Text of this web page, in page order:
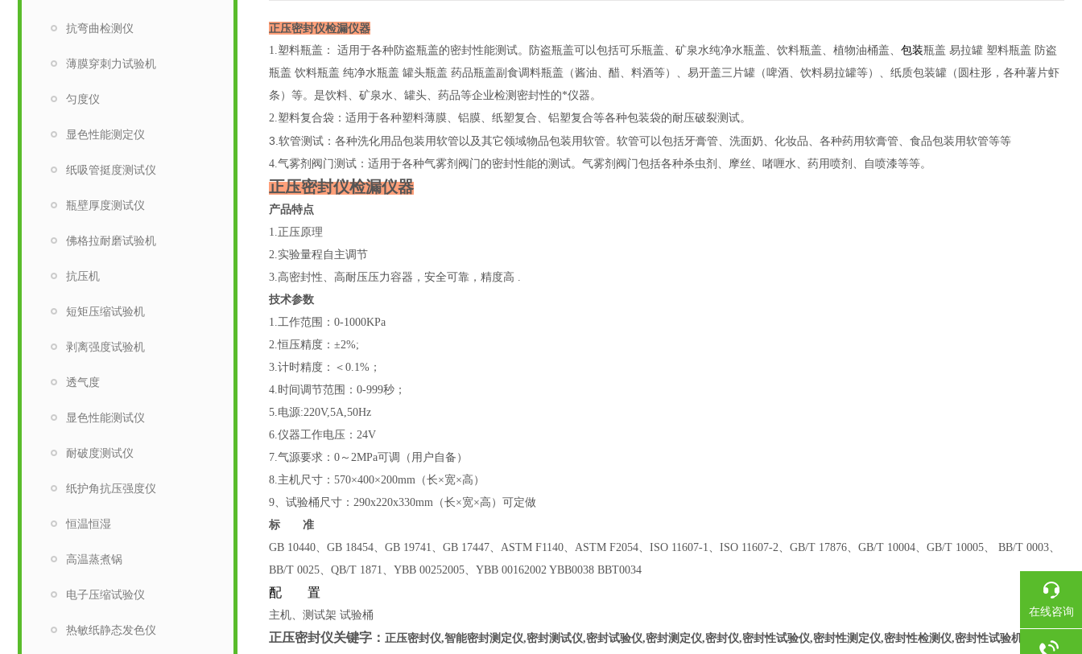
正压密封仪检漏仪器
1.塑料瓶盖： 适用于各种防盗瓶盖的密封性能测试。防盗瓶盖可以包括可乐瓶盖、矿泉水纯净水瓶盖、饮料瓶盖、植物油桶盖、 包装瓶盖 易拉罐 塑料瓶盖 防盗
瓶盖 饮料瓶盖 纯净水瓶盖 罐头瓶盖 药品瓶盖副食调料瓶盖（酱油、醋、料酒等）、易开盖三片罐（啤酒、饮料易拉罐等）、纸质包装罐（圆柱形，各种薯片虾
条）等。是饮料、矿泉水、罐头、药品等企业检测密封性的*仪器。
2.塑料复合袋：适用于各种塑料薄膜、铝膜、纸塑复合、铝塑复合等各种包装袋的耐压破裂测试。
3. 软管测试： 各种洗化用品包装用软管以及其它领域物品包装用软管。软管可以包括牙膏管、洗面奶、化妆品、各种药用软膏管、食品包装用软管等等
4.气雾剂阀门测试： 适用于各种气雾剂阀门的密封性能的测试。气雾剂阀门包括各种杀虫剂、摩丝、啫喱水、药用喷剂、自喷漆等等。
正压密封仪检漏仪器
产品特点
1.正压原理
2.实验量程自主调节
3.高密封性、高耐压压力容器，安全可靠，精度高 .
技术参数
1.工作范围：0-1000KPa
2.恒压精度：±2%;
3.计时精度：＜0.1%；
4.时间调节范围：0-999秒；
5.电源:220V,5A,50Hz
6.仪器工作电压：24V
7.气源要求：0～2MPa可调（用户自备）
8.主机尺寸：570×400×200mm（长×宽×高）
9、 试验桶 尺寸：290x220x330mm （长×宽×高）可定做
标 准
GB 10440、GB 18454、GB 19741、GB 17447、ASTM F1140、ASTM F2054、ISO 11607-1、ISO 11607-2、GB/T 17876、GB/T 10004、GB/T 10005、 BB/T 0003、
BB/T 0025、QB/T 1871、YBB 00252005、YBB 00162002 YBB0038 BBT0034
配 置
主机、测试架 试验桶
正压密封仪关键字： 正压密封仪,智能密封测定仪,密封测试仪,密封试验仪,密封测定仪,密封仪,密封性试验仪,密封性测定仪,密封性检测仪,密封性试验机,密封试
抗弯曲检测仪
薄膜穿刺力试验机
匀度仪
显色性能测定仪
纸吸管挺度测试仪
瓶壁厚度测试仪
佛格拉耐磨试验机
抗压机
短矩压缩试验机
剥离强度试验机
透气度
显色性能测试仪
耐破度测试仪
纸护角抗压强度仪
恒温恒湿
高温蒸煮锅
电子压缩试验仪
热敏纸静态发色仪
在线咨询